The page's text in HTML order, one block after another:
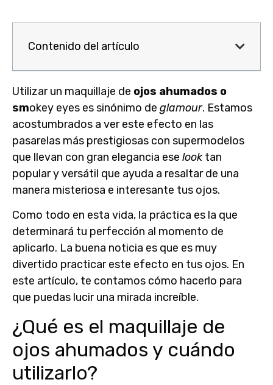
Contenido del artículo
Utilizar un maquillaje de ojos ahumados o
smokey eyes es sinónimo de glamour. Estamos
acostumbrados a ver este efecto en las
pasarelas más prestigiosas con supermodelos
que llevan con gran elegancia ese looktan
popular y versátil que ayuda a resaltar de una
manera misteriosa e interesante tus ojos.
Como todo en esta vida, la práctica es la que
determinará tu perfección al momento de
aplicarlo. La buena noticia es que es muy
divertido practicar este efecto en tus ojos. En
este artículo, te contamos cómo hacerlo para
que puedas lucir una mirada increíble.
¿Qué es el maquillaje de
ojos ahumados y cuándo
utilizarlo?